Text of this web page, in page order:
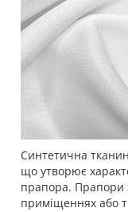
Синтетична
що утворює
прапора. Прапори
приміщеннях або